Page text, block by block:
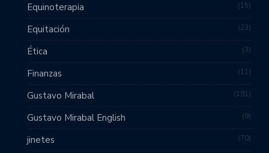
Equinoterapia 15
Equitación 23
Ética 3
Finanzas 11
Gustavo Mirabal 191
Gustavo Mirabal English 9
jinetes 70